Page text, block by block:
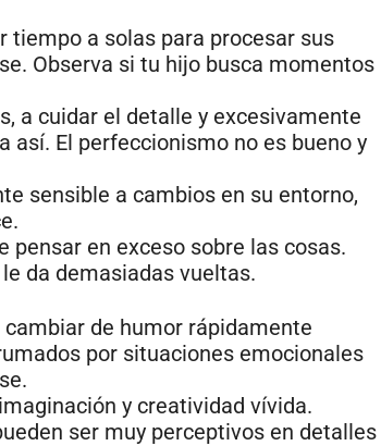
tiempo a solas para procesar sus
Observa si tu hijo busca momentos
a cuidar el detalle y excesivamente
así. El perfeccionismo no es bueno y
sensible a cambios en su entorno,
pensar en exceso sobre las cosas.
da demasiadas vueltas.
cambiar de humor rápidamente
por situaciones emocionales
y creatividad vívida.
ser muy perceptivos en detalles